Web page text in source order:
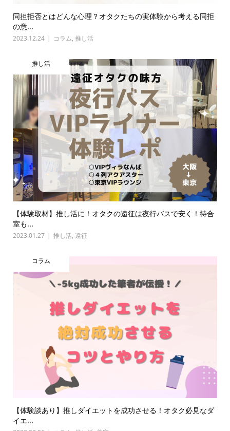
同担拒否とはどんな心理？オタクたちの実体験から考える同拒
の意...
2023.12.24 コラム, 推し活
推し活
【体験取材】推し活に！オタクの遠征は夜行バスで安く！待合
室も...
2023.01.27 推し活, 遠征
コラム
【体験談あり】推しダイエットを成功させる！オタク必見なダ
イエ...